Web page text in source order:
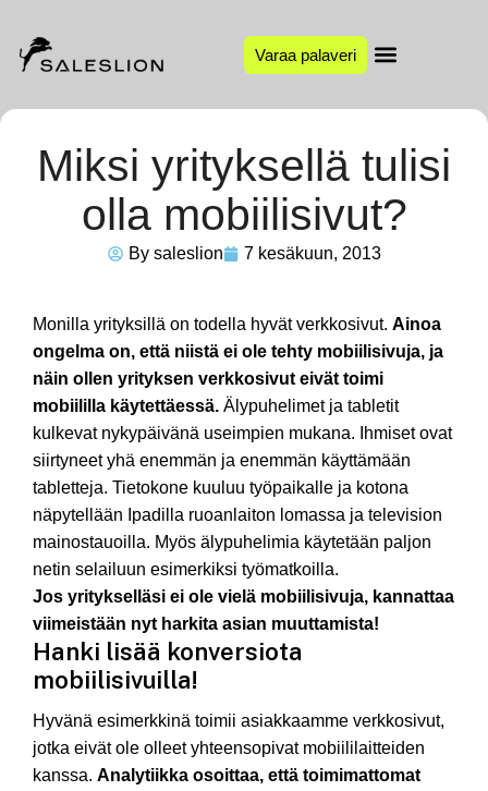
Varaa palaveri
Miksi yrityksellä tulisi
olla mobiilisivut?
Bysaleslion 7 kesäkuun, 2013
Monilla yrityksillä on todella hyvät verkkosivut. Ainoa
ongelma on, että niistä ei ole tehty mobiilisivuja, ja
näin ollen yrityksen verkkosivut eivät toimi
mobiililla käytettäessä. Älypuhelimet ja tabletit
kulkevat nykypäivänä useimpien mukana. Ihmiset ovat
siirtyneet yhä enemmän ja enemmän käyttämään
tabletteja. Tietokone kuuluu työpaikalle ja kotona
näpytellään Ipadilla ruoanlaiton lomassa ja television
mainostauoilla. Myös älypuhelimia käytetään paljon
netin selailuun esimerkiksi työmatkoilla.
Jos yritykselläsi ei ole vielä mobiilisivuja, kannattaa
viimeistään nyt harkita asian muuttamista!
Hanki lisää konversiota
mobiilisivuilla!
Hyvänä esimerkkinä toimii asiakkaamme verkkosivut,
jotka eivät ole olleet yhteensopivat mobiililaitteiden
kanssa. Analytiikka osoittaa, että toimimattomat